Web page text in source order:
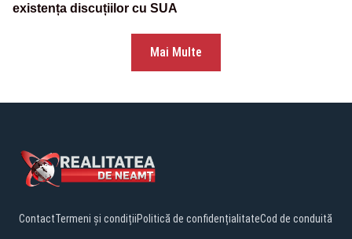
existența discuțiilor cu SUA
Mai Multe
ContactTermeni și condițiiPolitică de confidențialitateCod de conduită